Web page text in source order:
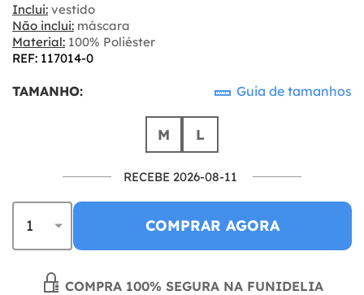
Inclui: vestido
Não inclui: máscara
Material: 100% Poliéster
REF: 117014-0
TAMANHO: Guia de tamanhos
M L
RECEBE 2026-08-11
COMPRAR AGORA
COMPRA 100% SEGURA NA FUNIDELIA